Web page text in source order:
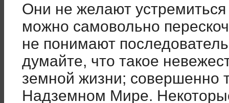
Они не желают
можно самовольно
не понимают
думайте, что такое
земной жизни; совершенно
Надземном Мире.